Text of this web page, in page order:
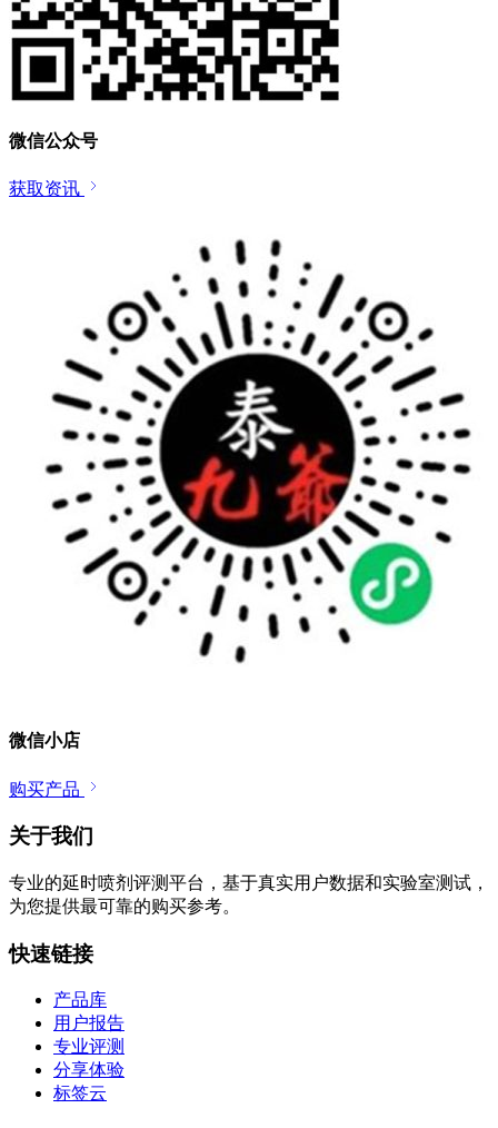
微信公众号
获取资讯
微信小店
购买产品
关于我们
专业的延时喷剂评测平台，基于真实用户数据和实验室测试，
为您提供最可靠的购买参考。
快速链接
产品库
用户报告
专业评测
分享体验
标签云